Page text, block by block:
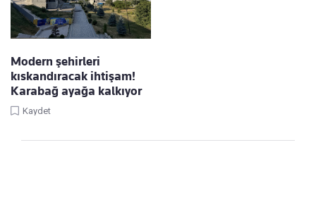
Modern şehirleri
kıskandıracak ihtişam!
Karabağ ayağa kalkıyor
Kaydet